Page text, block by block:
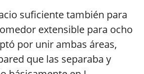
suficiente también para
extensible para ocho
por unir ambas áreas,
que las separaba y